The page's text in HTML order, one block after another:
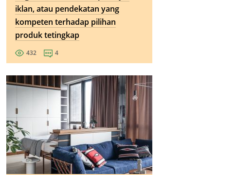
iklan, atau pendekatan yang
kompeten terhadap pilihan
produk tetingkap
432 4